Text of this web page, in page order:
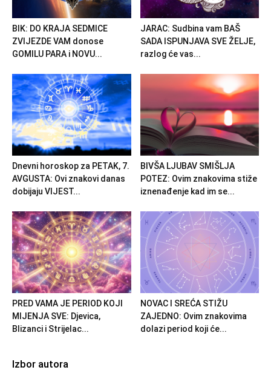
BIK: DO KRAJA SEDMICE
ZVIJEZDE VAM donose
GOMILU PARA i NOVU...
JARAC: Sudbina vam BAŠ
SADA ISPUNJAVA SVE ŽELJE,
razlog će vas...
Dnevni horoskop za PETAK, 7.
AVGUSTA: Ovi znakovi danas
dobijaju VIJEST...
BIVŠA LJUBAV SMIŠLJA
POTEZ: Ovim znakovima stiže
iznenađenje kad im se...
PRED VAMA JE PERIOD KOJI
MIJENJA SVE: Djevica,
Blizanci i Strijelac...
NOVAC I SREĆA STIŽU
ZAJEDNO: Ovim znakovima
dolazi period koji će...
Izbor autora